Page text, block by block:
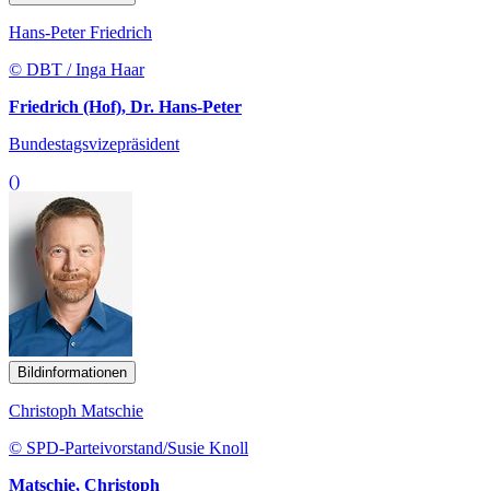
Hans-Peter Friedrich
© DBT / Inga Haar
Friedrich (Hof), Dr. Hans-Peter
Bundestagsvizepräsident
()
Bildinformationen
Christoph Matschie
© SPD-Parteivorstand/Susie Knoll
Matschie, Christoph